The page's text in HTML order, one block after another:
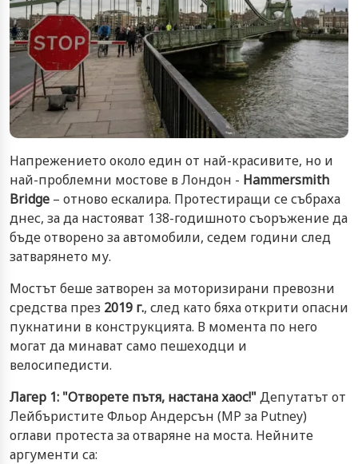
Напрежението около един от най-красивите, но и
най-проблемни мостове в Лондон - Hammersmith
Bridge – отново ескалира. Протестиращи се събраха
днес, за да настояват 138-годишното съоръжение да
бъде отворено за автомобили, седем години след
затварянето му.
Мостът беше затворен за моторизирани превозни
средства през 2019 г., след като бяха открити опасни
пукнатини в конструкцията. В момента по него
могат да минават само пешеходци и
велосипедисти.
Лагер 1: "Отворете пътя, настана хаос!" Депутатът от
Лейбъристите Фльор Андерсън (MP за Putney)
оглави протеста за отваряне на моста. Нейните
аргументи са: